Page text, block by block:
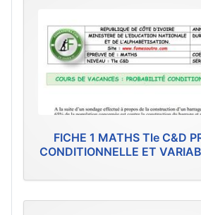
FICHE 1 MATHS Tle C&D
CONDITIONNELLE ET